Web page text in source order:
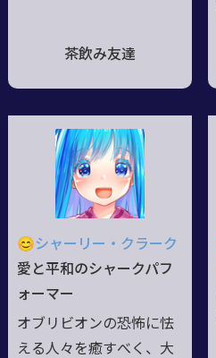
に流れるヴァンパイアの
◆戦闘時は自分の傷を顧
みない傾向がある◆嘗て
全てを失い、或いは捨て
た。今は少しずつ積み重
ねて進む、目的のない旅
の途中。様々なモノに触
かの役に立つのなら。
茶飲み友達
😊シャーリー・クラーク
愛と平和のシャークパフ
ォーマー
オブリビオンの恐怖に怯
える人々を癒すべく、大